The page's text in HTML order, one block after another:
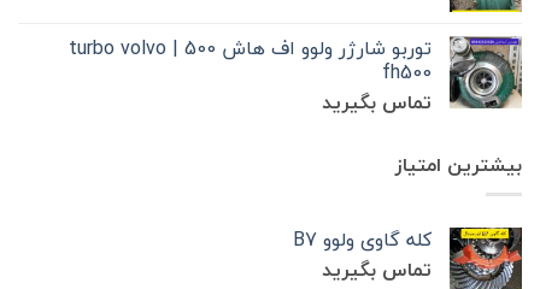
توربو شارژر ولوو اف هاش 500 | turbo volvo
fh500
تماس بگیرید
بیشترین امتیاز
کله گاوی ولوو B7
تماس بگیرید